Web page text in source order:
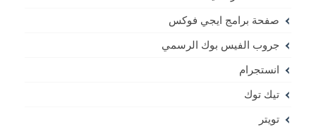
صفحة برامج ايجي فوكس
جروب الفيس بوك الرسمي
انستجرام
تيك توك
تويتر